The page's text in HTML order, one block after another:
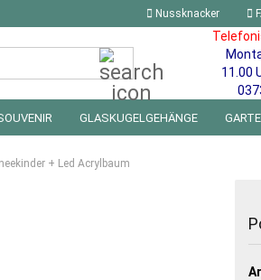
Nussknacker
11.00
GLASKUGELGEHÄNGE
+ Led Acrylbaum